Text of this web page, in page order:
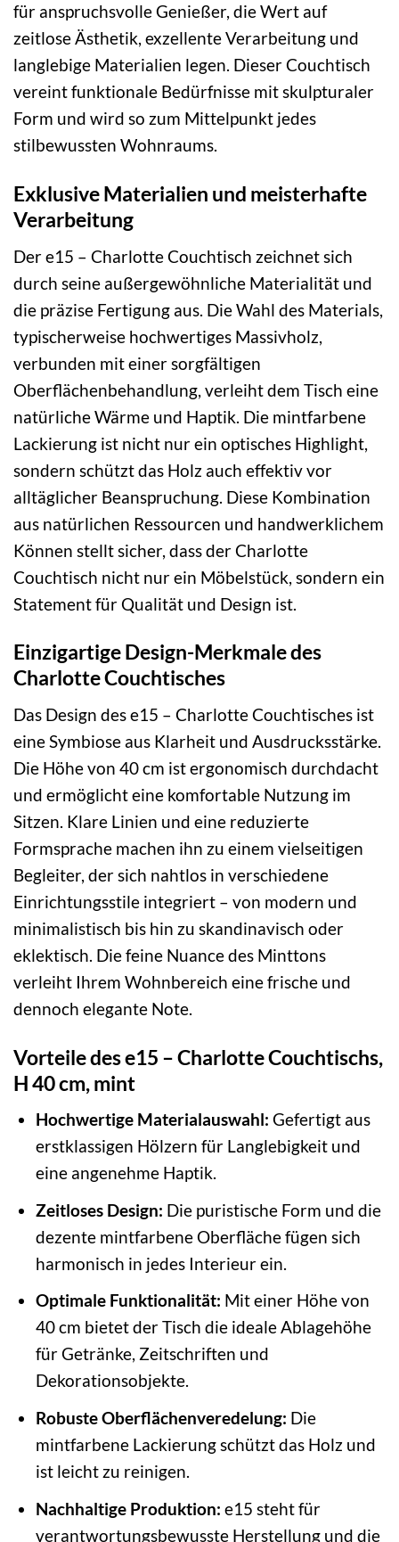
für anspruchsvolle Genießer, die Wert auf
zeitlose Ästhetik, exzellente Verarbeitung und
langlebige Materialien legen. Dieser Couchtisch
vereint funktionale Bedürfnisse mit skulpturaler
Form und wird so zum Mittelpunkt jedes
stilbewussten Wohnraums.
Exklusive Materialien und meisterhafte
Verarbeitung
Der e15 – Charlotte Couchtisch zeichnet sich
durch seine außergewöhnliche Materialität und
die präzise Fertigung aus. Die Wahl des Materials,
typischerweise hochwertiges Massivholz,
verbunden mit einer sorgfältigen
Oberflächenbehandlung, verleiht dem Tisch eine
natürliche Wärme und Haptik. Die mintfarbene
Lackierung ist nicht nur ein optisches Highlight,
sondern schützt das Holz auch effektiv vor
alltäglicher Beanspruchung. Diese Kombination
aus natürlichen Ressourcen und handwerklichem
Können stellt sicher, dass der Charlotte
Couchtisch nicht nur ein Möbelstück, sondern ein
Statement für Qualität und Design ist.
Einzigartige Design-Merkmale des
Charlotte Couchtisches
Das Design des e15 – Charlotte Couchtisches ist
eine Symbiose aus Klarheit und Ausdrucksstärke.
Die Höhe von 40 cm ist ergonomisch durchdacht
und ermöglicht eine komfortable Nutzung im
Sitzen. Klare Linien und eine reduzierte
Formsprache machen ihn zu einem vielseitigen
Begleiter, der sich nahtlos in verschiedene
Einrichtungsstile integriert – von modern und
minimalistisch bis hin zu skandinavisch oder
eklektisch. Die feine Nuance des Minttons
verleiht Ihrem Wohnbereich eine frische und
dennoch elegante Note.
Vorteile des e15 – Charlotte Couchtischs,
H 40 cm, mint
Hochwertige Materialauswahl: Gefertigt aus
erstklassigen Hölzern für Langlebigkeit und
eine angenehme Haptik.
Zeitloses Design: Die puristische Form und die
dezente mintfarbene Oberfläche fügen sich
harmonisch in jedes Interieur ein.
Optimale Funktionalität: Mit einer Höhe von
40 cm bietet der Tisch die ideale Ablagehöhe
für Getränke, Zeitschriften und
Dekorationsobjekte.
Robuste Oberflächenveredelung: Die
mintfarbene Lackierung schützt das Holz und
ist leicht zu reinigen.
Nachhaltige Produktion: e15 steht für
verantwortungsbewusste Herstellung und die